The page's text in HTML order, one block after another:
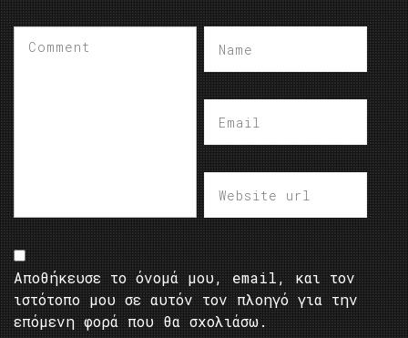
Αποθήκευσε το όνομά μου, email, και τον
ιστότοπο μου σε αυτόν τον πλοηγό για την
επόμενη φορά που θα σχολιάσω.